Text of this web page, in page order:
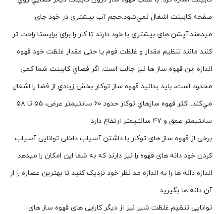
صفحه کابينت اشغال نمي‌شود.حجم آب بیشتری در خود جای
میدهند.آپشن های بیشتری با خود دارند تا کار را برای برایستا راحت تر
کنند مانند تنظیم مقدار و غلظت فوم یا حتی مقدار غلظت خود قهوه.
اندازه این قهوه ساز ها نیز جالب است. اگر فضاي کابينت شما کمی
محدود است، بايد بدانيد قهوه ساز توکار بخش زيادي از فضا را اشغال
مي‌کند. اکثر قهوه سازهاي توکار حدود ۶۰ سانتيمتر عرض، ۵۵ تا ۵۸
سانتيمتر عمق و ۴۷ سانتيمتر ارتفاع دارد.
برخی از قهوه ساز های توکار با داشتن آسیاب داخلی توانایی آسیاب
کردن خود دانه های قهوه را نیز دارند که به شما این امکان را میدهد
اندازه دانه ها را به اندازه مد نظر خود نزدیک کنید تا بهترین عصاره را از
آن دانه ها بگیرید.
توانایی تنظیم غلظت شیر نیز از دیگر کارایی های قهوه ساز های